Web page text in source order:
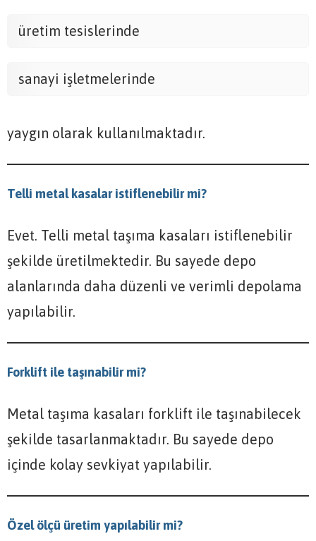
üretim tesislerinde
sanayi işletmelerinde
yaygın olarak kullanılmaktadır.
Telli metal kasalar istiflenebilir mi?
Evet. Telli metal taşıma kasaları istiflenebilir
şekilde üretilmektedir. Bu sayede depo
alanlarında daha düzenli ve verimli depolama
yapılabilir.
Forklift ile taşınabilir mi?
Metal taşıma kasaları forklift ile taşınabilecek
şekilde tasarlanmaktadır. Bu sayede depo
içinde kolay sevkiyat yapılabilir.
Özel ölçü üretim yapılabilir mi?